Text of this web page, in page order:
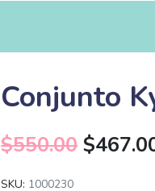
Conjunto
$550.00 $
SKU: 1000230